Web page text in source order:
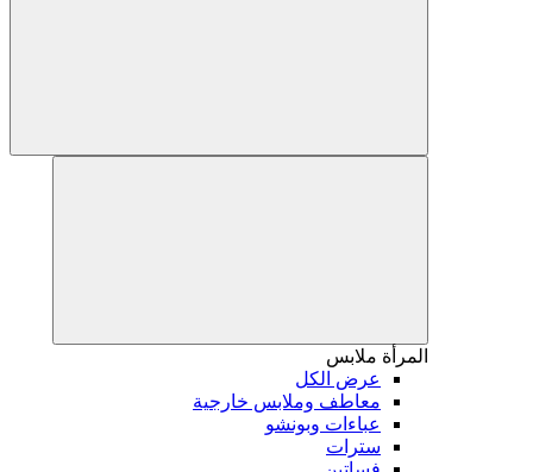
المرأة ملابس
عرض الكل
معاطف وملابس خارجية
عباءات وبونشو
سترات